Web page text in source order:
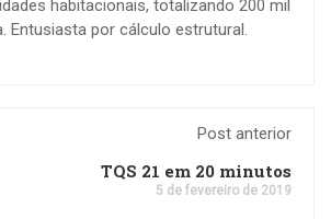
habitacionais, totalizando 200 mil
Entusiasta por cálculo estrutural.
Post anterior
TQS 21 em 20 minutos
5 de fevereiro de 2019